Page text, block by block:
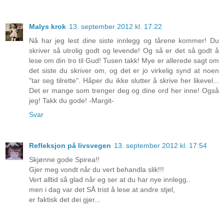
Malys krok 13. september 2012 kl. 17:22
Nå har jeg lest dine siste innlegg og tårene kommer! Du
skriver så utrolig godt og levende! Og så er det så godt å
lese om din tro til Gud! Tusen takk! Mye er allerede sagt om
det siste du skriver om, og det er jo virkelig synd at noen
"tar seg tilrette". Håper du ikke slutter å skrive her likevel...
Det er mange som trenger deg og dine ord her inne! Også
jeg! Takk du gode! -Margit-
Svar
Refleksjon på livsvegen 13. september 2012 kl. 17:54
Skjønne gode Spirea!!
Gjer meg vondt når du vert behandla slik!!!
Vert alltid så glad når eg ser at du har nye innlegg..
men i dag var det SÅ trist å lese at andre stjel,
er faktisk det dei gjer...